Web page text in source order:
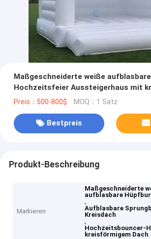
Maßgeschneiderte weiße
Hochzeitsfeier Aussteigerhaus mit
Dach
Preis：500-800$ MOQ：1 Satz
Bestpreis
Produkt-Beschreibung
Markieren
Maßgeschneiderte
aufblasbare
,
Aufblasbare
Kreisdach
,
Hochzeitsbouncer-
kreisförmigem Dach